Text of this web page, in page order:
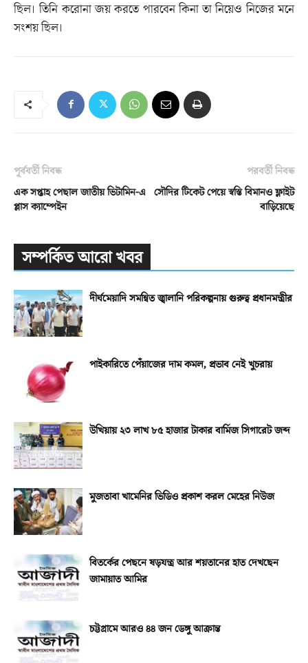
ছিল। তিনি করোনা জয় করতে পারবেন কিনা তা নিয়েও নিজের মনে
সংশয় ছিল।
পূর্ববর্তী নিবন্ধ
এক সপ্তাহ পেছাল জাতীয় ভিটামিন-এ
প্লাস ক্যাম্পেইন
পরবর্তী নিবন্ধ
সৌদির টিকেট পেয়ে স্বস্তি বিমানও ফ্লাইট
বাড়িয়েছে
সম্পর্কিত আরো খবর
দীর্ঘমেয়াদি সমন্বিত জ্বালানি পরিকল্পনায় গুরুত্ব প্রধানমন্ত্রীর
পাইকারিতে পেঁয়াজের দাম কমল, প্রভাব নেই খুচরায়
উখিয়ায় ২৩ লাখ ৮৫ হাজার টাকার বার্মিজ সিগারেট জব্দ
মুজতাবা খামেনির ভিডিও প্রকাশ করল মেহের নিউজ
বিতর্কের পেছনে ষড়যন্ত্র আর শয়তানের হাত দেখছেন
জামায়াত আমির
চট্টগ্রামে আরও ৪৪ জন ডেঙ্গু আক্রান্ত